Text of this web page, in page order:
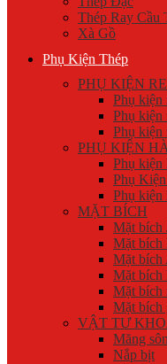
Thép Ray Cầu
Xà Gồ
Phụ Kiện Thép
PHỤ KIỆN
Phụ kiện
Phụ kiện
Phụ kiện
PHỤ KIỆN
Phụ kiện
Phụ
Phụ kiện
MẶT BÍCH
Mặt bích
Mặt bích
Mặt bích
Mặt bích
Mặt bích
Mặt bích
VẬT TƯ
Măng
Nắp bịt